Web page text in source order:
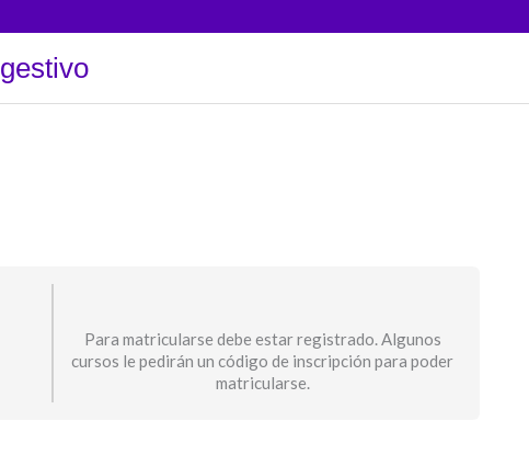
Para matricularse debe estar registrado. Algunos
cursos le pedirán un código de inscripción para poder
matricularse.